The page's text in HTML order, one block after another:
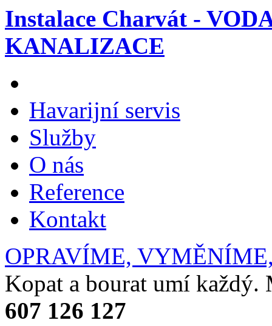
Instalace Charvát -
KANALIZACE
Havarijní servis
Služby
O nás
Reference
Kontakt
OPRAVÍME,
Kopat a bourat umí
607 126 127